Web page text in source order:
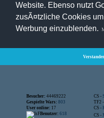
Website. Ebenso nutzt
zusÃ¤tzliche Cookies
Werbung einzublenden.
Besucher: 44469222 CS -
Gespielte Wars: 803 TF2 -
User online: 17 CS -
Benutzer: 618 CS -